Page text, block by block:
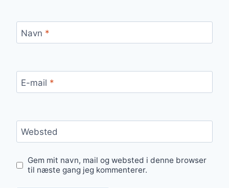
Navn *
E-mail *
Websted
Gem mit navn, mail og websted i denne browser
til næste gang jeg kommenterer.